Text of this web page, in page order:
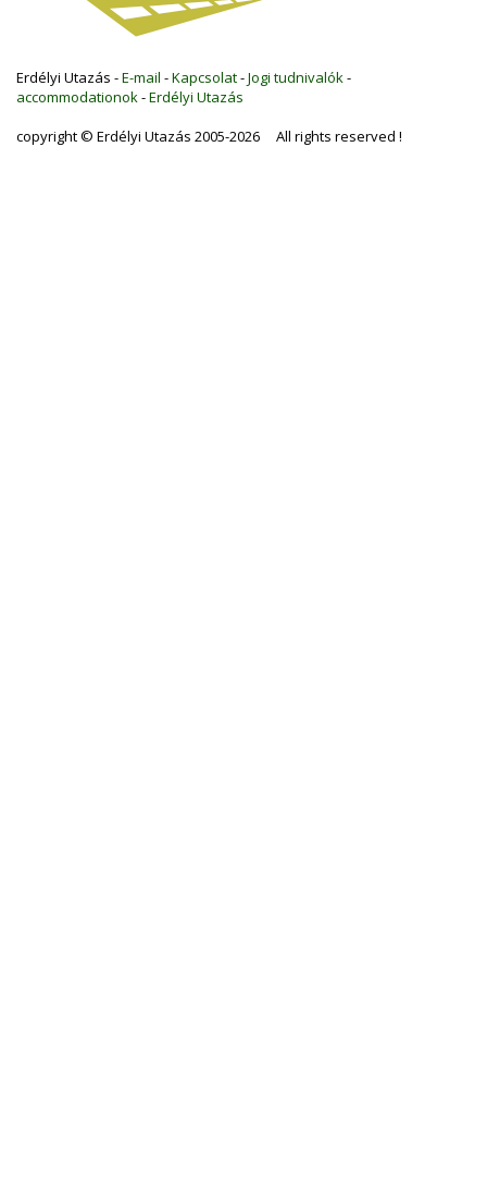
Erdélyi Utazás -E-mail -Kapcsolat-Jogi tudnivalók -
accommodationok -Erdélyi Utazás
copyright © Erdélyi Utazás 2005-2026 All rights reserved !